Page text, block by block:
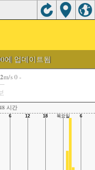
에 업데이트됨
2m/s 0 -
시간